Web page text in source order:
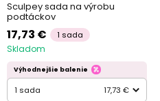
Sculpey sada na výrobu
podtáckov
17,73 € 1 sada
Skladom
Výhodnejšie balenie
1 sada 17,73 €